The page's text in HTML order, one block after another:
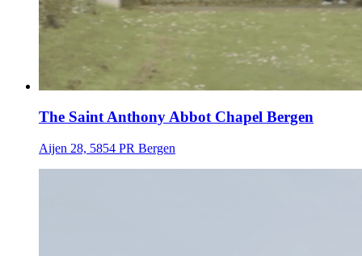
The Saint Anthony Abbot Chapel Bergen
Aijen 28, 5854 PR Bergen